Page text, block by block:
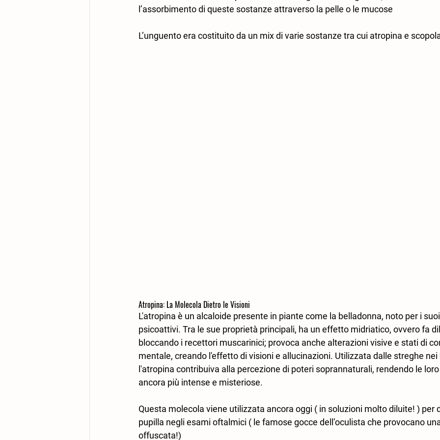
l’assorbimento di queste sostanze attraverso la pelle o le mucose
L’unguento era costituito da un mix di varie sostanze tra cui atropina e
Atropina: La Molecola Dietro le Visioni
L'atropina è un alcaloide presente in piante come la belladonna, noto per i
psicoattivi. Tra le sue proprietà principali, ha un effetto midriatico, ovvero fa
bloccando i recettori muscarinici; provoca anche alterazioni visive e stati di
mentale, creando l'effetto di visioni e allucinazioni. Utilizzata dalle streghe nei
l'atropina contribuiva alla percezione di poteri soprannaturali, rendendo le
ancora più intense e misteriose.
Questa molecola viene utilizzata ancora oggi ( in soluzioni molto diluite! ) per
pupilla negli esami oftalmici ( le famose gocce dell’oculista che provocano
offuscata!)